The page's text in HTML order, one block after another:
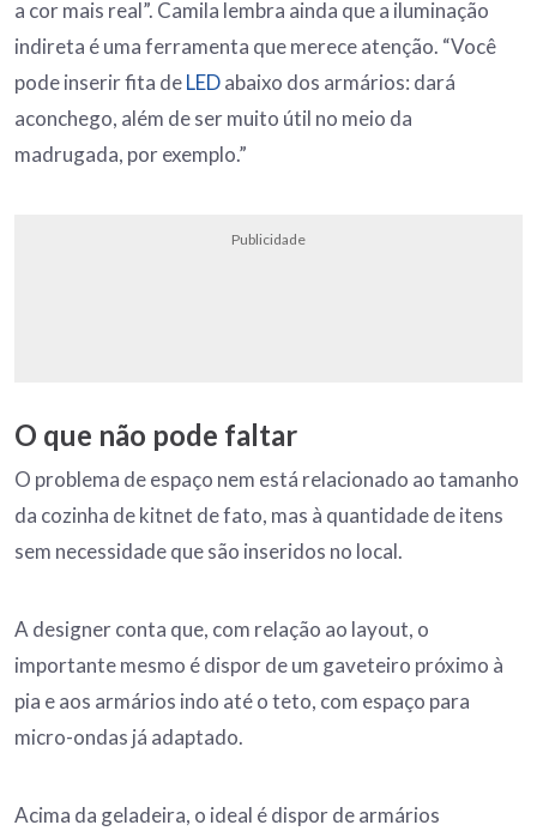
a cor mais real”. Camila lembra ainda que a iluminação
indireta é uma ferramenta que merece atenção. “Você
pode inserir fita deLEDabaixo dos armários: dará
aconchego, além de ser muito útil no meio da
madrugada, por exemplo.”
Publicidade
O que não pode faltar
O problema de espaço nem está relacionado ao tamanho
da cozinha de kitnet de fato, mas à quantidade de itens
sem necessidade que são inseridos no local.
A designer conta que, com relação ao layout, o
importante mesmo é dispor de um gaveteiro próximo à
pia e aos armários indo até o teto, com espaço para
micro-ondas já adaptado.
Acima da geladeira, o ideal é dispor de armários